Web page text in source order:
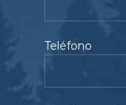
Teléfono